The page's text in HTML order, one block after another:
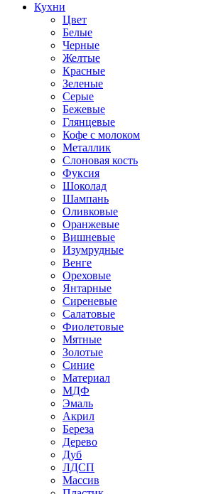
Кухни
Цвет
Белые
Черные
Желтые
Красные
Зеленые
Серые
Бежевые
Глянцевые
Кофе с молоком
Металлик
Слоновая кость
Фуксия
Шоколад
Шампань
Оливковые
Оранжевые
Вишневые
Изумрудные
Венге
Ореховые
Янтарные
Сиреневые
Салатовые
Фиолетовые
Мятные
Золотые
Синие
Материал
МДФ
Эмаль
Акрил
Береза
Дерево
Дуб
ЛДСП
Массив